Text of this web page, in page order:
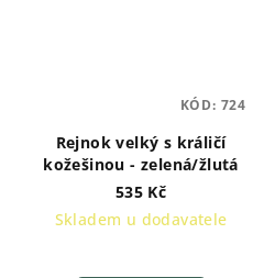
Rejnok velký s králičí
kožešinou - zelená/žlutá
535 Kč
Skladem u dodavatele
KÓD: 724